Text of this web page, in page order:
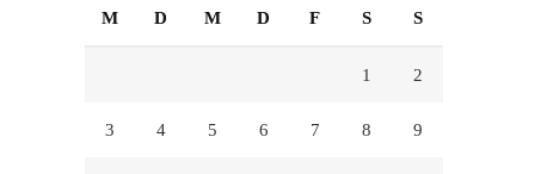
M D M D F S S
1 2
3 4 5 6 7 8 9